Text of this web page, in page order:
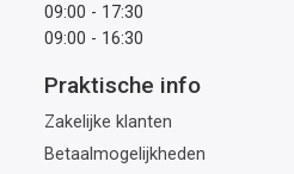
09:00 - 17:30
09:00 - 16:30
Praktische info
Zakelijke klanten
Betaalmogelijkheden